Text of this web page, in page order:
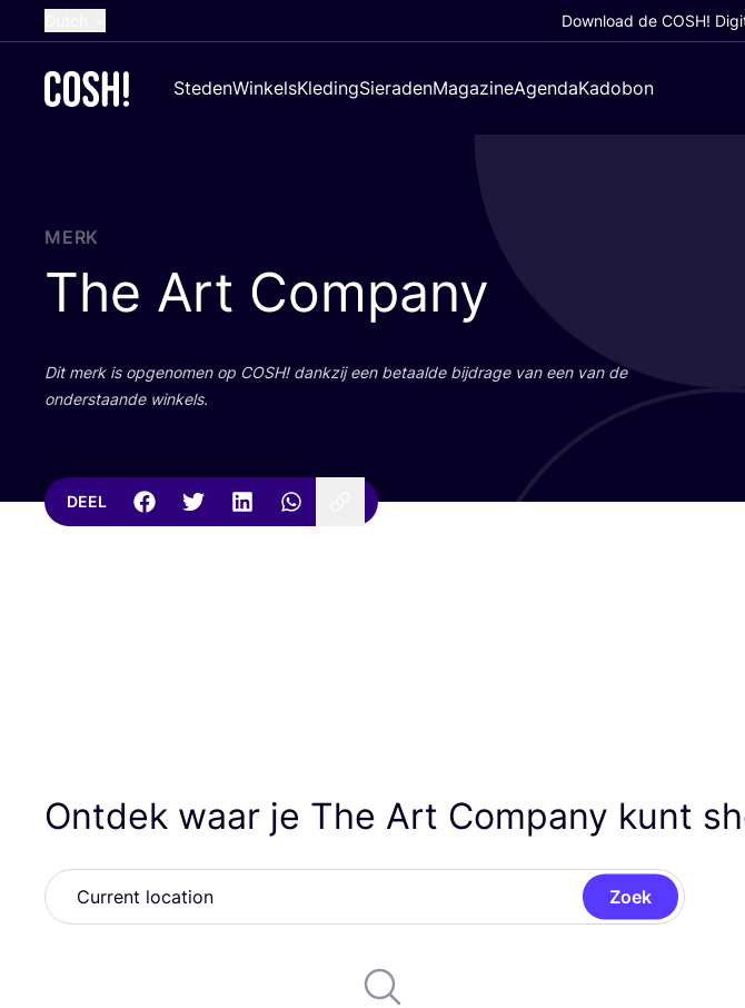
French
Croatian
Download de COSH!
StedenWinkelsKledingSieradenMagazineAgendaKadobon
MERK
The Art Company
Dit merk is opge­no­men op COSH! dank­zij een betaal­de bij­dra­ge van een van de
onder­staan­de winkels.
DEEL
Ontdek waar je The Art Company kunt
Zoek